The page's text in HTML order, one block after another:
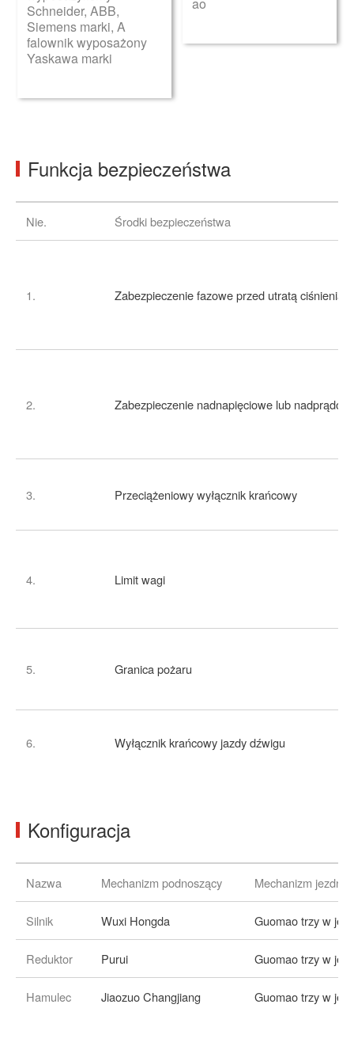
Schneider, ABB,
Siemens marki, A
falownik wyposażony
Yaskawa marki
Funkcja bezpieczeństwa
Nie. Środki bezpieczeństwa
1. Zabezpieczenie fazowe przed utratą ciśnienia
2. Zabezpieczenie nadnapięciowe lub
3. Przeciążeniowy wyłącznik krańcowy
4. Limit wagi
5. Granica pożaru
6. Wyłącznik krańcowy jazdy dźwigu
Konfiguracja
Nazwa Mechanizm podnoszący Mechanizm jezdny
Silnik Wuxi Hongda Guomao trzy w
Reduktor Purui Guomao trzy w
Hamulec Jiaozuo Changjiang Guomao trzy w